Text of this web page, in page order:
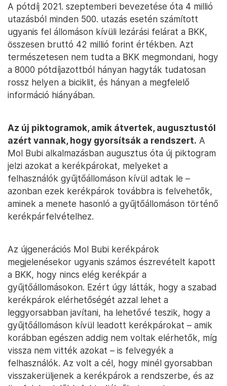
A pótdíj 2021. szeptemberi bevezetése óta 4 millió
utazásból minden 500. utazás esetén számított
ugyanis fel állomáson kívüli lezárási felárat a BKK,
összesen bruttó 42 millió forint értékben. Azt
természetesen nem tudta a BKK megmondani, hogy
a 8000 pótdíjazottból hányan hagyták tudatosan
rossz helyen a biciklit, és hányan a megfelelő
információ hiányában.
Az új piktogramok, amik átvertek, augusztustól
azért vannak, hogy gyorsítsák a rendszert. A
Mol Bubi alkalmazásban augusztus óta új piktogram
jelzi azokat a kerékpárokat, melyeket a
felhasználók gyűjtőállomáson kívül adtak le –
azonban ezek kerékpárok továbbra is felvehetők,
aminek a menete hasonló a gyűjtőállomáson történő
kerékpárfelvételhez.
Az újgenerációs Mol Bubi kerékpárok
megjelenésekor ugyanis számos észrevételt kapott
a BKK, hogy nincs elég kerékpár a
gyűjtőállomásokon. Ezért úgy látták, hogy a szabad
kerékpárok elérhetőségét azzal lehet a
leggyorsabban javítani, ha lehetővé teszik, hogy a
gyűjtőállomáson kívül leadott kerékpárokat – amik
korábban egészen addig nem voltak elérhetők, míg
vissza nem vitték azokat – is felvegyék a
felhasználók. Az volt a cél, hogy minél gyorsabban
visszakerüljenek a kerékpárok a rendszerbe, és az